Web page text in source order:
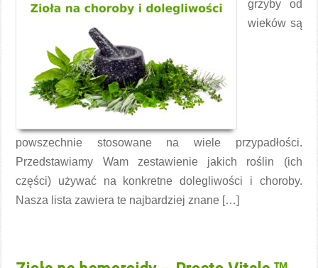
grzyby od
wieków są
powszechnie stosowane na wiele przypadłości.
Przedstawiamy Wam zestawienie jakich roślin (ich
części) używać na konkretne dolegliwości i choroby.
Nasza lista zawiera te najbardziej znane […]